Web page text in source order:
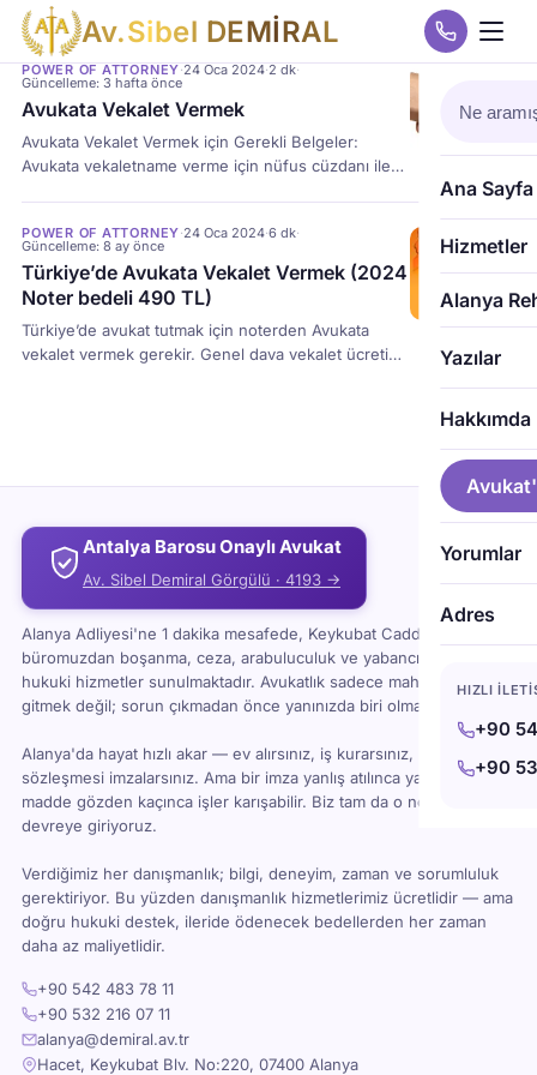
Av.Sibel DEMİRAL
Ana Sayfa
Hizmetler
Alanya
Yazılar
Hakkımda
Yorumlar
Adres
HIZLI
+90
+90
POWER OF ATTORNEY·24 Oca 2024·2 dk·
Güncelleme: 3 hafta önce
Avukata Vekalet Vermek
Avukata Vekalet Vermek için Gerekli Belgeler:
Avukata vekaletname verme için nüfus cüzdanı ile
DAVASI” ibaresi ve “eşin ismi” açıkça belirtilmesi
zorunludur. Şirket için Avukata vekaletname
verilecekse imza sirküleri ve yetki belgesi gerekir.
Şirket yetkilisi hem şirketi adına hem de kendisi için
tek […]
POWER OF ATTORNEY·24 Oca 2024·6 dk·
Güncelleme: 8 ay önce
Türkiye’de Avukata Vekalet Vermek (2024
Noter bedeli 490 TL)
Türkiye’de avukat tutmak için noterden Avukata
vekalet vermek gerekir. Genel dava vekalet ücreti
Antalya Barosu Onaylı Avukat
Av. Sibel Demiral Görgülü · 4193 →
Alanya Adliyesi'ne 1 dakika mesafede, Keykubat Caddesi'ndeki
büromuzdan boşanma, ceza, arabuluculuk ve yabancı uyruklu
hukuki hizmetler sunulmaktadır. Avukatlık sadece mahkemeye
gitmek değil; sorun çıkmadan önce yanınızda biri olması demektir.
Alanya'da hayat hızlı akar — ev alırsınız, iş kurarsınız, kira
sözleşmesi imzalarsınız. Ama bir imza yanlış atılınca ya da bir
madde gözden kaçınca işler karışabilir. Biz tam da o noktada
devreye giriyoruz.
Verdiğimiz her danışmanlık; bilgi, deneyim, zaman ve sorumluluk
gerektiriyor. Bu yüzden danışmanlık hizmetlerimiz ücretlidir — ama
doğru hukuki destek, ileride ödenecek bedellerden her zaman
daha az maliyetlidir.
+90 542 483 78 11
+90 532 216 07 11
alanya@demiral.av.tr
Hacet, Keykubat Blv. No:220, 07400 Alanya